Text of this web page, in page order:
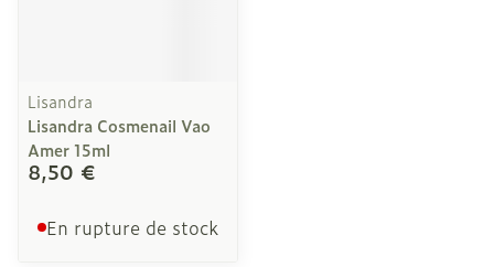
Lisandra
Lisandra Cosmenail Vao
Amer 15ml
8,50 €
En rupture de stock